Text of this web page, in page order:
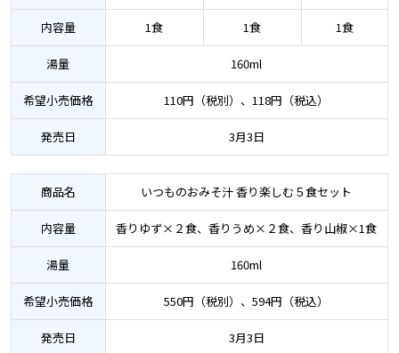
内容量 1食 1食 1食
湯量 160ml
希望小売価格 110円（税別）、118円（税込）
発売日 3月3日
商品名 いつものおみそ汁 香り楽しむ５食セット
内容量 香りゆず×２食、香りうめ×２食、香り山椒×1食
湯量 160ml
希望小売価格 550円（税別）、594円（税込）
発売日 3月3日